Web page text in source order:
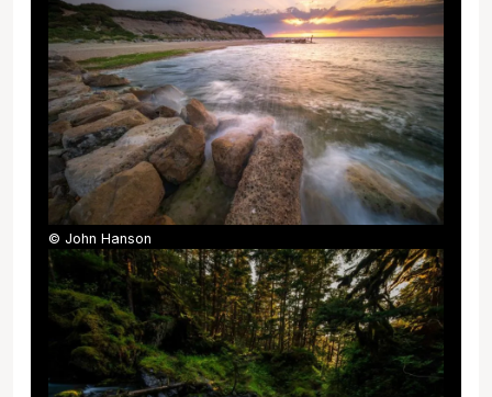
© John Hanson